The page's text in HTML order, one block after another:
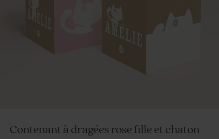
Contenant à dragées rose fille et chaton